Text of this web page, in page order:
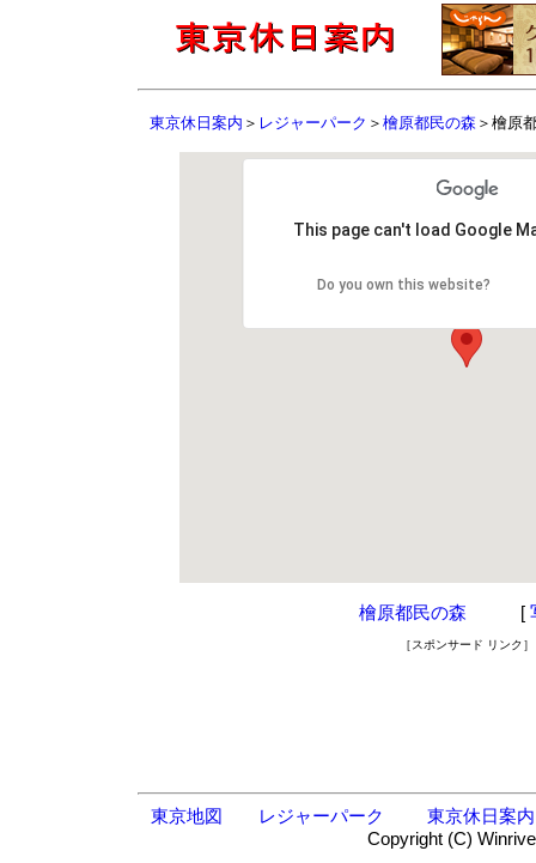
東京休日案内 ＞ レジャーパーク ＞ 檜原都民の森 ＞檜原
This page can't load Google
Do you own this website?
檜原都民の森 [
［スポンサード リンク］
東京地図 レジャーパーク
東京休日案内
Copyright (C)